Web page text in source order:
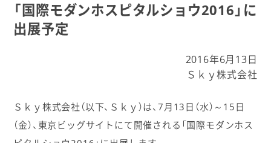
「国際モダンホスピタルショウ2016」に
出展予定
2016年6月13日
Ｓｋｙ株式会社
Ｓｋｙ株式会社（以下、Ｓｋｙ）は、7月13日（水）～15日
（金）、東京ビッグサイトにて開催される「国際モダンホス